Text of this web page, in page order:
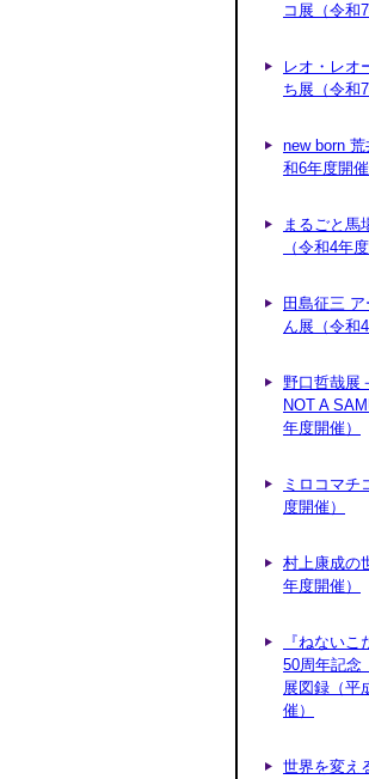
コ展（令和
レオ・レオ
ち展（令和
new born
和6年度開催
まるごと馬
（令和4年
田島征三
ん展（令和
野口哲哉展
NOT A
年度開催）
ミロコマチ
度開催）
村上康成の
年度開催）
『ねない
50周年記
展図録（平
催）
世界を変え